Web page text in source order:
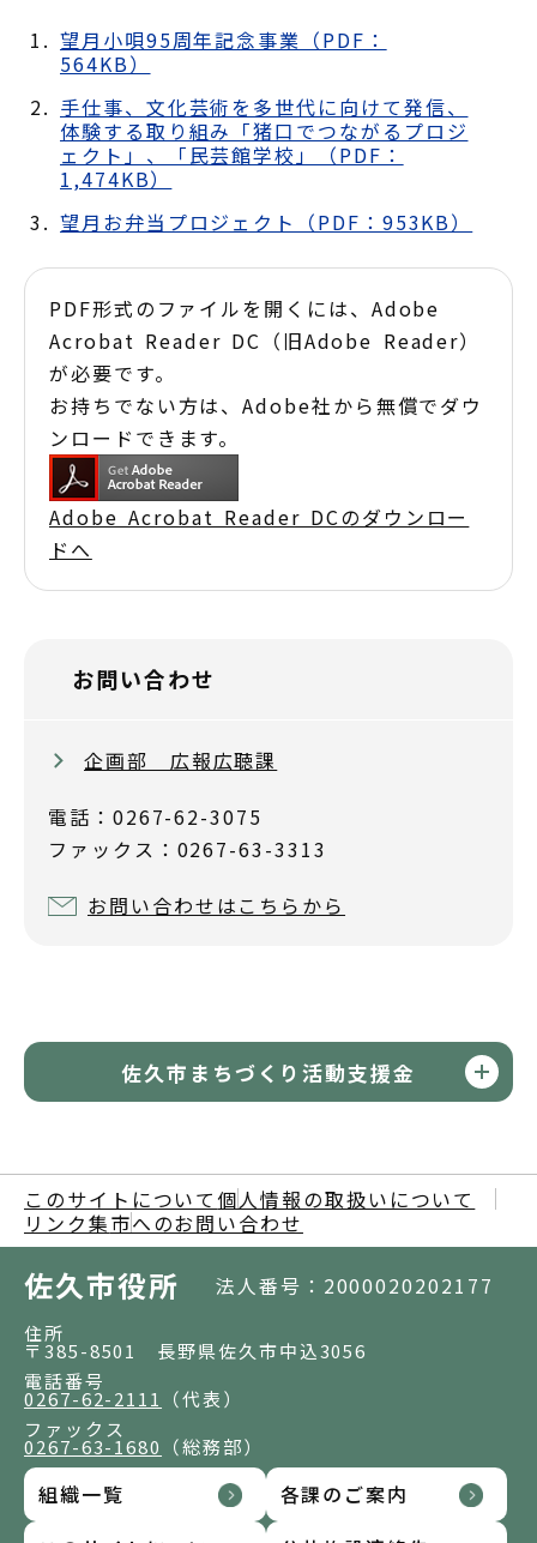
望月小唄95周年記念事業（PDF：
564KB）
手仕事、文化芸術を多世代に向けて発信、
体験する取り組み「猪口でつながるプロジ
ェクト」、「民芸館学校」（PDF：
1,474KB）
望月お弁当プロジェクト（PDF：953KB）
PDF形式のファイルを開くには、Adobe
Acrobat Reader DC（旧Adobe Reader）
が必要です。
お持ちでない方は、Adobe社から無償でダウ
ンロードできます。
Adobe Acrobat Reader DCのダウンロー
ドへ
お問い合わせ
企画部 広報広聴課
電話：0267-62-3075
ファックス：0267-63-3313
お問い合わせはこちらから
佐久市まちづくり活動支援金
このサイトについて 個人情報の取扱いについて
リンク集市へのお問い合わせ
佐久市役所 法人番号：2000020202177
住所
〒385-8501 長野県佐久市中込3056
電話番号
0267-62-2111
（代表）
ファックス
0267-63-1680 （総務部）
組織一覧
各課のご案内